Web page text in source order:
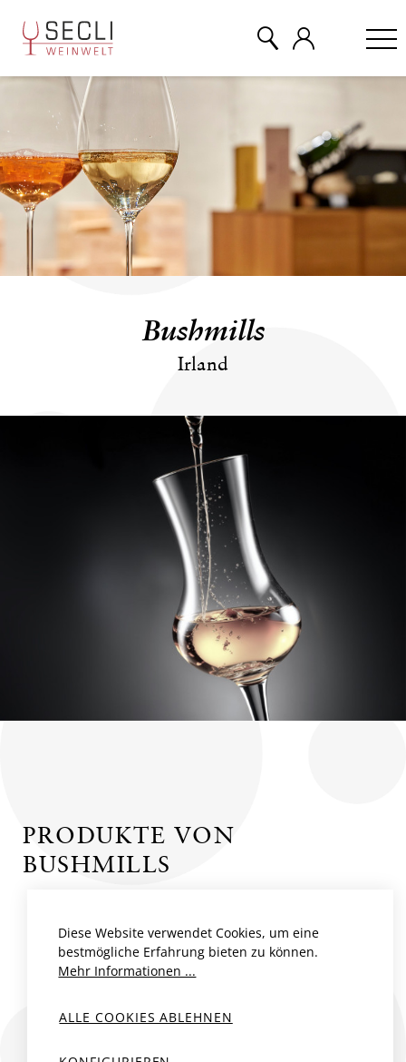
Bushmills
Irland
PRODUKTE VON
BUSHMILLS
WEINE
CHAMPAGNER
& MEHR
Diese Website verwendet Cookies, um eine
bestmögliche Erfahrung bieten zu können.
Mehr Informationen ...
ALLE COOKIES ABLEHNEN